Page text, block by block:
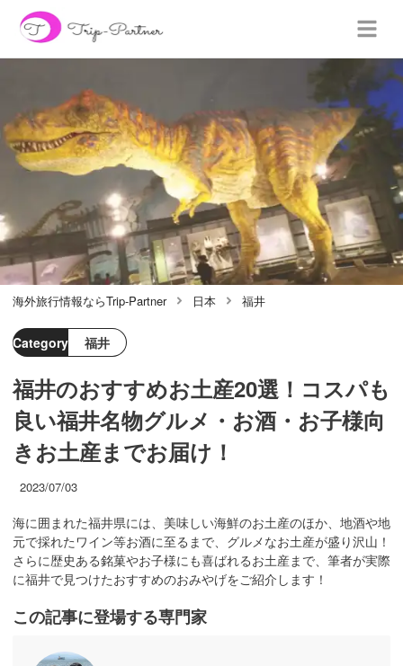
海外旅行情報ならTrip-Partner 日本 福井
Category 福井
福井のおすすめお土産20選！コスパも
良い福井名物グルメ・お酒・お子様向
きお土産までお届け！
2023/07/03
海に囲まれた福井県には、美味しい海鮮のお土産のほか、地酒や地
元で採れたワイン等お酒に至るまで、グルメなお土産が盛り沢山！
さらに歴史ある銘菓やお子様にも喜ばれるお土産まで、筆者が実際
に福井で見つけたおすすめのおみやげをご紹介します！
この記事に登場する専門家